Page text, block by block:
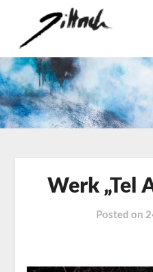
Werk „Tel
Posted on